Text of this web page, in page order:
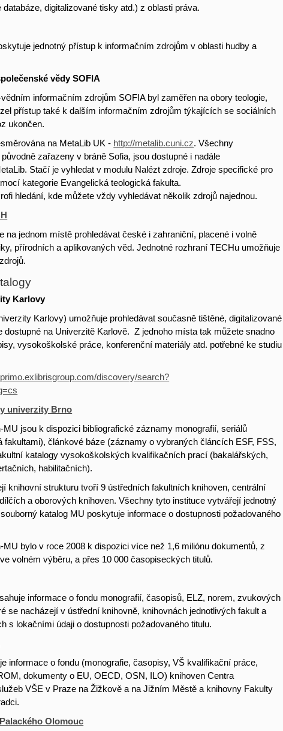
digitalizované tisky atd.) z oblasti práva.
jednotný přístup k informačním zdrojům v oblasti hudby a
vědy SOFIA
informačním zdrojům SOFIA byl zaměřen na obory teologie,
přístup také k dalším informačním zdrojům týkajících se sociálních
ukončen.
na MetaLib UK - http://metalib.cuni.cz. Všechny
zařazeny v bráně Sofia, jsou dostupné i nadále
Stačí je vyhledat v modulu Nalézt zdroje. Zdroje specifické pro
kategorie Evangelická teologická fakulta.
hledání, kde můžete vždy vyhledávat několik zdrojů najednou.
na jednom místě prohledávat české i zahraniční, placené i volně
přírodních a aplikovaných věd. Jednotné rozhraní TECHu umožňuje
Karlovy
Karlovy) umožňuje prohledávat současně tištěné, digitalizované
dostupné na Univerzitě Karlově. Z jednoho místa tak můžete snadno
vysokoškolské práce, konferenční materiály atd. potřebné ke studiu
discovery/search?
univerzity Brno
MU jsou k dispozici bibliografické záznamy monografií, seriálů
fakultami), článkové báze (záznamy o vybraných článcích ESF, FSS,
katalogy vysokoškolských kvalifikačních prací (bakalářských,
habilitačních).
knihovní strukturu tvoří 9 ústředních fakultních knihoven, centrální
a oborových knihoven. Všechny tyto instituce vytvářejí jednotný
katalog MU poskytuje informace o dostupnosti požadovaného
bylo v roce 2008 k dispozici více než 1,6 miliónu dokumentů, z
volném výběru, a přes 10 000 časopiseckých titulů.
informace o fondu monografií, časopisů, ELZ, norem, zvukových
se nacházejí v ústřední knihovně, knihovnách jednotlivých fakult a
s lokačními údaji o dostupnosti požadovaného titulu.
informace o fondu (monografie, časopisy, VŠ kvalifikační práce,
dokumenty o EU, OECD, OSN, ILO) knihoven Centra
VŠE v Praze na Žižkově a na Jižním Městě a knihovny Fakulty
Olomouc